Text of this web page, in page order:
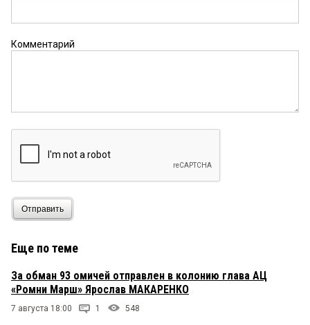
Комментарий
Отправить
Еще по теме
За обман 93 омичей отправлен в колонию глава АЦ
«Ромни Марш» Ярослав МАКАРЕНКО
7 августа 18:00 1 548